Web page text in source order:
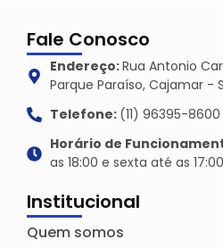
Fale Conosco
Endereço:Rua Antonio
Parque Paraíso, Cajamar -
Telefone: (11) 96395-
Horário de
as 18:00 e sexta até as 17:00
Institucional
Quem somos